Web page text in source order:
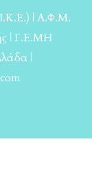
| Α.Φ.Μ.
| Γ.Ε.ΜΗ
|